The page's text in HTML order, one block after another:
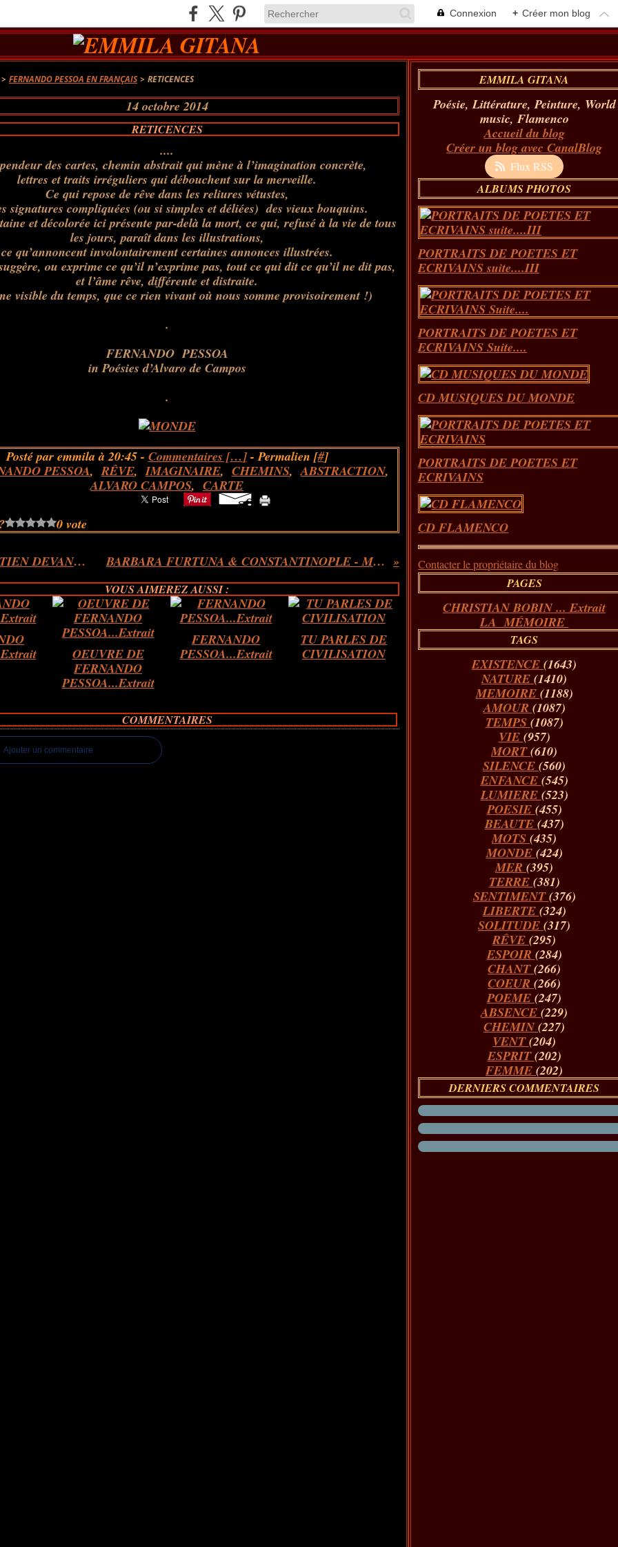
Connexion + Créer mon blog
> FERNANDO PESSOA EN FRANÇAIS > RETICENCES
14 octobre 2014
RETICENCES
....
des cartes, chemin abstrait qui mène à l’imagination concrète,
lettres et traits irréguliers qui débouchent sur la merveille.
Ce qui repose de rêve dans les reliures vétustes,
signatures compliquées (ou si simples et déliées) des vieux bouquins.
et décolorée ici présente par-delà la mort, ce qui, refusé à la vie de tous
les jours, paraît dans les illustrations,
ce qu’annoncent involontairement certaines annonces illustrées.
ou exprime ce qu’il n’exprime pas, tout ce qui dit ce qu’il ne dit pas,
et l’âme rêve, différente et distraite.
visible du temps, que ce rien vivant où nous somme provisoirement !)
.
FERNANDO PESSOA
inPoésies d’Alvaro de Campos
.
Posté par emmila à 20:45 - Commentaires […]- Permalien [#]
PESSOA,RÊVE,IMAGINAIRE, CHEMINS,ABSTRACTION,
ALVARO CAMPOS, CARTE
0 vote
L'ENTRETIEN DEVANT LA NUIT...Extrait BARBARA FURTUNA & CONSTANTINOPLE - MALAEK/SILENCIO PROFUNDO
VOUS AIMEREZ AUSSI :
OEUVRE DE
FERNANDO
PESSOA...Extrait
FERNANDO
PESSOA...Extrait
TU PARLES DE
CIVILISATION
COMMENTAIRES
Ajouter un commentaire
EMMILA GITANA
Poésie, Littérature, Peinture, World
music, Flamenco
Accueil du blog
Créer un blog avec CanalBlog
Flux RSS
ALBUMS PHOTOS
PORTRAITS DE POETES ET
ECRIVAINS suite....III
PORTRAITS DE POETES ET
ECRIVAINS Suite....
CD MUSIQUES DU MONDE
PORTRAITS DE POETES ET
ECRIVAINS
CD FLAMENCO
Contacter le propriétaire du blog
PAGES
CHRISTIAN BOBIN ... Extrait
LA MÉMOIRE
TAGS
EXISTENCE (1643)
NATURE (1410)
MEMOIRE (1188)
AMOUR (1087)
TEMPS (1087)
VIE (957)
MORT(610)
SILENCE (560)
ENFANCE (545)
LUMIERE (523)
POESIE (455)
BEAUTE (437)
MOTS (435)
MONDE (424)
MER (395)
TERRE (381)
SENTIMENT(376)
LIBERTE (324)
SOLITUDE (317)
RÊVE (295)
ESPOIR (284)
CHANT(266)
COEUR (266)
POEME (247)
ABSENCE (229)
CHEMIN(227)
VENT(204)
ESPRIT(202)
FEMME (202)
DERNIERS COMMENTAIRES